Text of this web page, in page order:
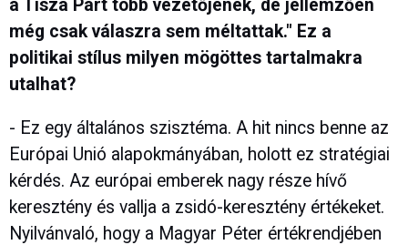
a Tisza Párt több vezetőjének, de jellemzően
még csak válaszra sem méltattak." Ez a
politikai stílus milyen mögöttes tartalmakra
utalhat?
- Ez egy általános szisztéma. A hit nincs benne az
Európai Unió alapokmányában, holott ez stratégiai
kérdés. Az európai emberek nagy része hívő
keresztény és vallja a zsidó-keresztény értékeket.
Nyilvánvaló, hogy a Magyar Péter értékrendjében